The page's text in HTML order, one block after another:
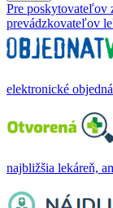
Pre poskytovateľov
prevádzkovateľov
elektronické
najbližšia lekáreň,